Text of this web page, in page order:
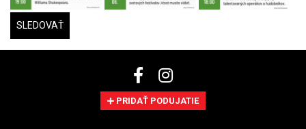
SLEDOVAŤ
PRIDAŤ PODUJATIE